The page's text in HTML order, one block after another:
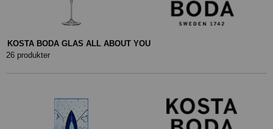
KOSTA BODA GLAS ALL ABOUT YOU
26 produkter